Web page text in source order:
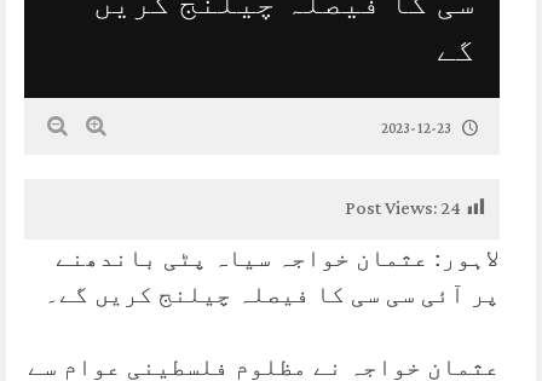
گے
2023-12-23
Post Views:24
لاہور: عثمان خواجہ سیاہ پٹی باندھنے
پر آئی سی سی کا فیصلہ چیلنج کریں گے۔
عثمان خواجہ نے مظلوم فلسطینی عوام سے